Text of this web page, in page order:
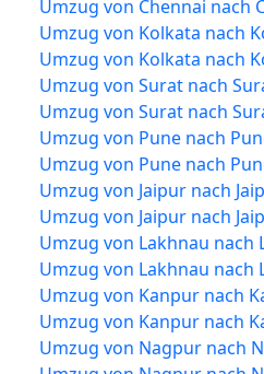
Umzug von Chennai nach
Umzug von Kolkata nach
Umzug von Kolkata nach
Umzug von Surat nach
Umzug von Surat nach
Umzug von Pune nach
Umzug von Pune nach
Umzug von Jaipur nach
Umzug von Jaipur nach
Umzug von Lakhnau nach
Umzug von Lakhnau nach
Umzug von Kanpur nach
Umzug von Kanpur nach
Umzug von Nagpur nach